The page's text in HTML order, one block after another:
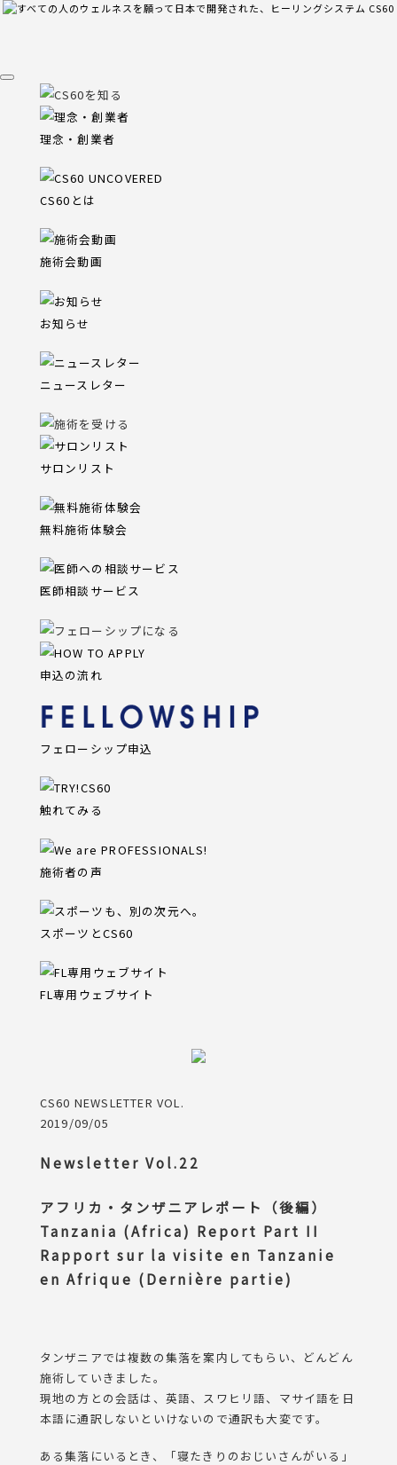
理念・創業者
CS60とは
施術会動画
お知らせ
ニュースレター
サロンリスト
無料施術体験会
医師相談サービス
申込の流れ
フェローシップ申込
触れてみる
施術者の声
スポーツとCS60
FL専用ウェブサイト
CS60 NEWSLETTER VOL.
2019/09/05
Newsletter Vol.22
アフリカ・タンザニアレポート（後編）
Tanzania (Africa) Report Part II
Rapport sur la visite en Tanzanie
en Afrique (Dernière partie)
タンザニアでは複数の集落を案内してもらい、どんどん
施術していきました。
現地の方との会話は、英語、スワヒリ語、マサイ語を日
本語に通訳しないといけないので通訳も大変です。
ある集落にいるとき、「寝たきりのおじいさんがいる」